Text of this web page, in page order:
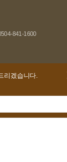
841-1600
리겠습니다.